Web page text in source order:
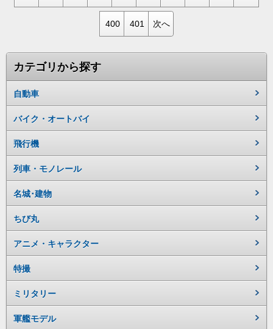
400 401 次へ
カテゴリから探す
自動車
バイク・オートバイ
飛行機
列車・モノレール
名城･建物
ちび丸
アニメ・キャラクター
特撮
ミリタリー
軍艦モデル